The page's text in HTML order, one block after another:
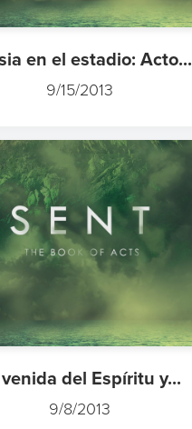
en el estadio: Acto...
9/15/2013
del Espíritu y...
9/8/2013